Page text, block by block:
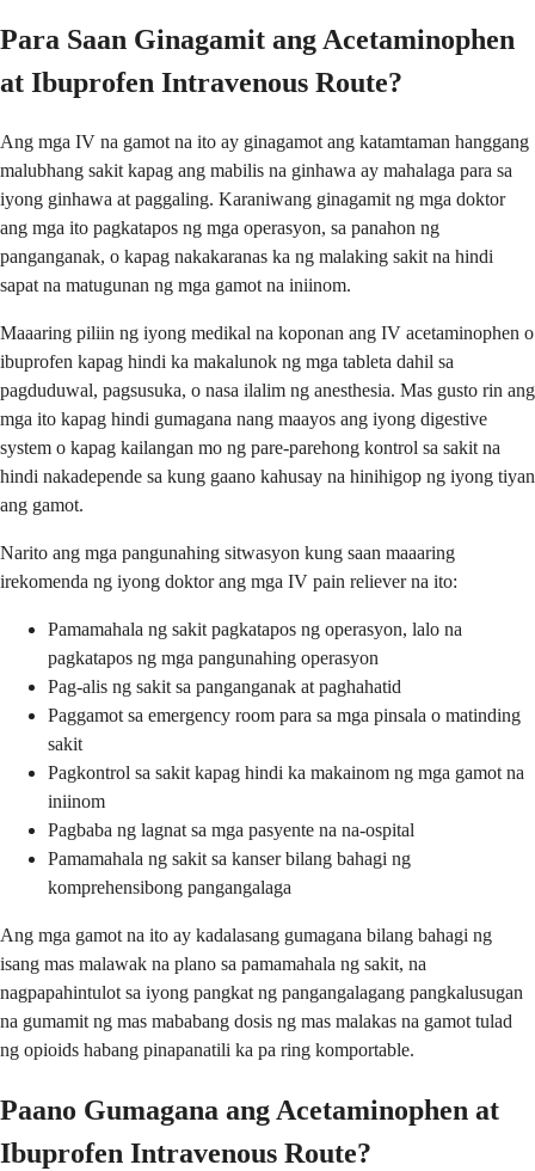
Para Saan Ginagamit ang Acetaminophen
at Ibuprofen Intravenous Route?
Ang mga IV na gamot na ito ay ginagamot ang katamtaman hanggang
malubhang sakit kapag ang mabilis na ginhawa ay mahalaga para sa
iyong ginhawa at paggaling. Karaniwang ginagamit ng mga doktor
ang mga ito pagkatapos ng mga operasyon, sa panahon ng
panganganak, o kapag nakakaranas ka ng malaking sakit na hindi
sapat na matugunan ng mga gamot na iniinom.
Maaaring piliin ng iyong medikal na koponan ang IV acetaminophen o
ibuprofen kapag hindi ka makalunok ng mga tableta dahil sa
pagduduwal, pagsusuka, o nasa ilalim ng anesthesia. Mas gusto rin ang
mga ito kapag hindi gumagana nang maayos ang iyong digestive
system o kapag kailangan mo ng pare-parehong kontrol sa sakit na
hindi nakadepende sa kung gaano kahusay na hinihigop ng iyong tiyan
ang gamot.
Narito ang mga pangunahing sitwasyon kung saan maaaring
irekomenda ng iyong doktor ang mga IV pain reliever na ito:
Pamamahala ng sakit pagkatapos ng operasyon, lalo na
pagkatapos ng mga pangunahing operasyon
Pag-alis ng sakit sa panganganak at paghahatid
Paggamot sa emergency room para sa mga pinsala o matinding
sakit
Pagkontrol sa sakit kapag hindi ka makainom ng mga gamot na
iniinom
Pagbaba ng lagnat sa mga pasyente na na-ospital
Pamamahala ng sakit sa kanser bilang bahagi ng
komprehensibong pangangalaga
Ang mga gamot na ito ay kadalasang gumagana bilang bahagi ng
isang mas malawak na plano sa pamamahala ng sakit, na
nagpapahintulot sa iyong pangkat ng pangangalagang pangkalusugan
na gumamit ng mas mababang dosis ng mas malakas na gamot tulad
ng opioids habang pinapanatili ka pa ring komportable.
Paano Gumagana ang Acetaminophen at
Ibuprofen Intravenous Route?